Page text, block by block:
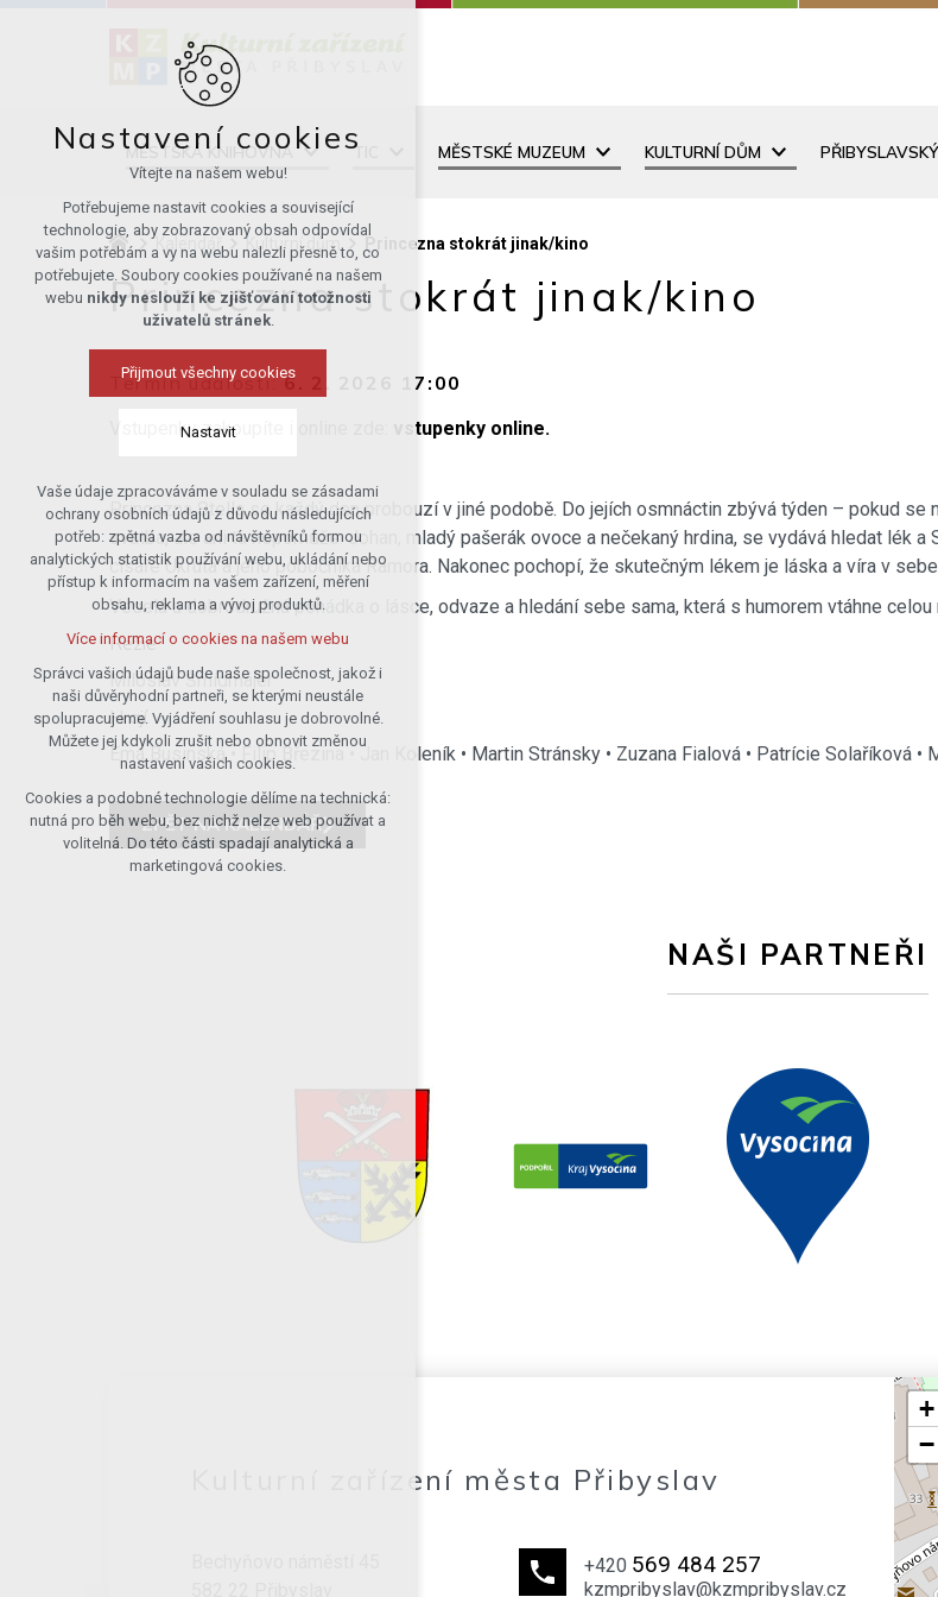
MĚSTSKÁ KNIHOVNA TIC MĚSTSKÉ MUZEUM KULTURNÍ DŮM
Kalendář Kulturní dům Princezna stokrát jinak/kino
Princezna stokrát jinak/kino
Termín události: 6. 2. 2026 17:00
Vstupenky zakoupíte i online zde: vstupenky online.
Princezna Stella se každý den probouzí v jiné podobě. Do jejích osmnáctin zbývá týden – pokud se
svatba, ale ani ta nepomůže. Johan, mladý pašerák ovoce a nečekaný hrdina, se vydává hledat lék
císaře Ukruta a jeho pobočníka Ramora. Nakonec pochopí, že skutečným lékem je láska a víra v
Veselá a dobrodružná pohádka o lásce, odvaze a hledání sebe sama, která s humorem vtáhne
Režie
Miloslav Šmídmajer
Hrají
Ema Businská • Filip Březina • Jan Koleník • Martin Stránsky • Zuzana Fialová • Patrície Solaříková
ZPĚT NA KALENDÁŘ
NAŠI PARTNEŘI
Kulturní zařízení města Přibyslav
+420 569 484 257
kzmpribyslav@kzmpribyslav.cz
+
−
Nastavení cookies
Vítejte na našem webu!
Potřebujeme nastavit cookies a související
technologie, aby zobrazovaný obsah odpovídal
vašim potřebám a vy na webu nalezli přesně to, co
potřebujete. Soubory cookies používané na našem
webu nikdy neslouží ke zjišťování totožnosti
uživatelů stránek.
Přijmout všechny cookies
Nastavit
Technická cookies
nutná pro provozování webu
udržení kontextu stránek (session):
případná přihlášení, volby jazyka, apod.
Volitelná cookies
analytická pro anonymizované
vyhodnocení návštěvnosti
marketingová cookies (Google)
Více informací o cookies na našem webu
Přijmout všechny cookies
Odmítnout vše
Vaše údaje zpracováváme v souladu se zásadami
ochrany osobních údajů z důvodu následujících
potřeb: zpětná vazba od návštěvníků formou
analytických statistik používání webu, ukládání nebo
přístup k informacím na vašem zařízení, měření
obsahu, reklama a vývoj produktů.
Více informací o cookies na našem webu
Správci vašich údajů bude naše společnost, jakož i
naši důvěryhodní partneři, se kterými neustále
spolupracujeme. Vyjádření souhlasu je dobrovolné.
Můžete jej kdykoli zrušit nebo obnovit změnou
nastavení vašich cookies.
Cookies a podobné technologie dělíme na technická:
nutná pro běh webu, bez nichž nelze web používat a
volitelná. Do této části spadají analytická a
marketingová cookies.